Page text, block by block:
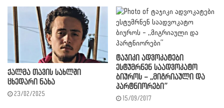
ქალმა თავის სახლში
ცხედარი ნახა
23/02/2025
ტაჯიკი ადვოკატები
ესტუმრნენ საადვოკატო
ბიუროს – ,,მიგრიაული და
პარტნიორები”
15/09/2017